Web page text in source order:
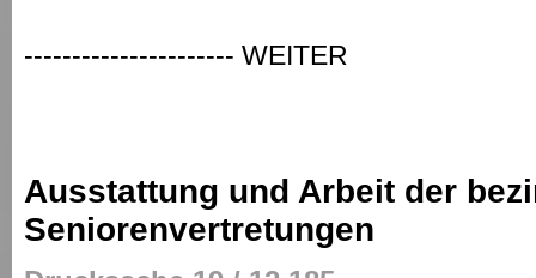
---------------------- WEITER
Ausstattung und Arbeit der
Seniorenvertretungen